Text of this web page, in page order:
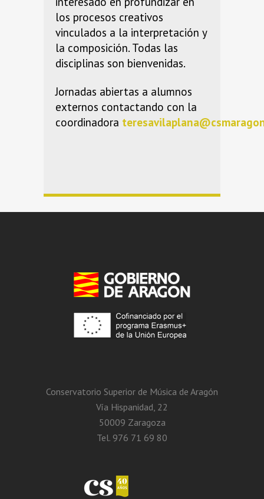
los procesos creativos
vinculados a la interpretación y
la composición. Todas las
disciplinas son bienvenidas.
Jornadas abiertas a alumnos
externos contactando con la
coordinadora
Conservatorio Superior de Música de Aragón
Vía Hispanidad, 22
50009 Zaragoza
Tel. 976 71 69 80